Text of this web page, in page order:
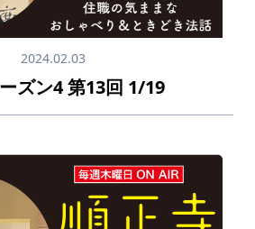
2024.02.03
ズン4 第13回 1/19